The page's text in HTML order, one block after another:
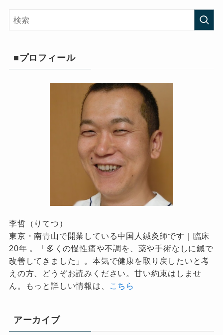
■プロフィール
李哲（りてつ）
東京・南青山で開業している中国人鍼灸師です｜臨床
20年 。「多くの慢性痛や不調を、薬や手術なしに鍼で
改善してきました」。本気で健康を取り戻したいと考
えの方、どうぞお読みください。甘い約束はしませ
ん。もっと詳しい情報は、
こちら
アーカイブ